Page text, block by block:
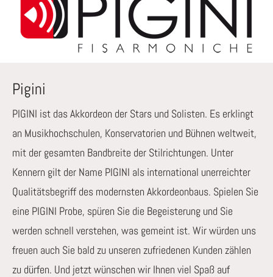
Pigini
PIGINI ist das Akkordeon der Stars und Solisten. Es erklingt
an Musikhochschulen, Konservatorien und Bühnen weltweit,
mit der gesamten Bandbreite der Stilrichtungen. Unter
Kennern gilt der Name PIGINI als international unerreichter
Qualitätsbegriff des modernsten Akkordeonbaus. Spielen Sie
eine PIGINI Probe, spüren Sie die Begeisterung und Sie
werden schnell verstehen, was gemeint ist. Wir würden uns
freuen auch Sie bald zu unseren zufriedenen Kunden zählen
zu dürfen. Und jetzt wünschen wir Ihnen viel Spaß auf